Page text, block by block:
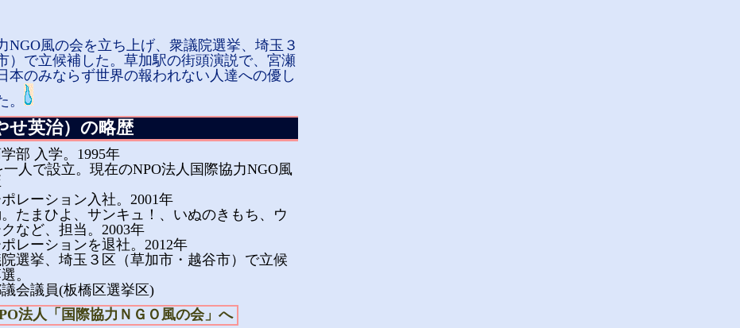
NGO風の会を立ち上げ、衆議院選挙、埼玉３
）で立候補した。草加駅の街頭演説で、宮瀬
本のみならず世界の報われない人達への優し
せ英治）の略歴
部 入学。1995年
人で設立。現在のNPO法人国際協力NGO風
レーション入社。2001年
たまひよ、サンキュ！、いぬのきもち、ウ
など、担当。2003年
レーションを退社。2012年
選挙、埼玉３区（草加市・越谷市）で立候
。
会議員(板橋区選挙区)
法人「国際協力ＮＧＯ風の会」へ